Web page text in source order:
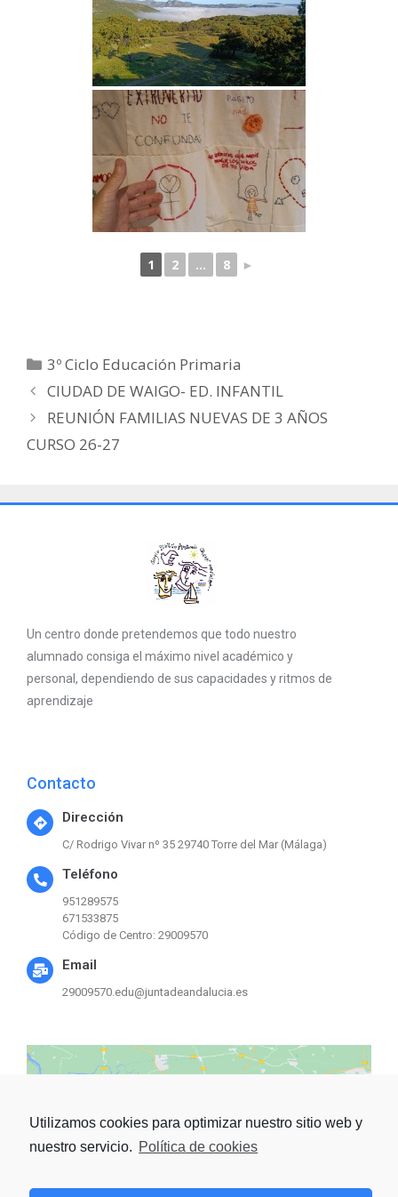
1 2 ... 8 ►
3º Ciclo Educación Primaria
CIUDAD DE WAIGO- ED. INFANTIL
REUNIÓN FAMILIAS NUEVAS DE 3 AÑOS
CURSO 26-27
Un centro donde pretendemos que todo nuestro
alumnado consiga el máximo nivel académico y
personal, dependiendo de sus capacidades y ritmos de
aprendizaje
Contacto
Dirección
C/ Rodrigo Vivar nº 35 29740 Torre del Mar (Málaga)
Teléfono
951289575
671533875
Código de Centro: 29009570
Email
29009570.edu@juntadeandalucia.es
Haz clic para aceptar las
activar este contenido
Utilizamos cookies para optimizar nuestro sitio web y
nuestro servicio. Política de cookies